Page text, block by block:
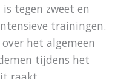
tegen zweet en
trainingen.
het algemeen
tijdens het